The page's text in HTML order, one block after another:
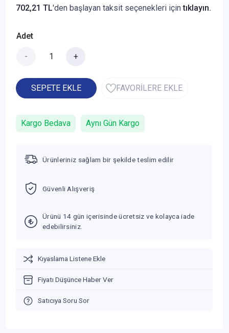
702,21 TL'den başlayan taksit seçenekleri içintıklayın.
Adet
- +
SEPETE EKLE FAVORİLERE EKLE
Kargo Bedava Aynı Gün Kargo
Ürünleriniz sağlam bir şekilde teslim edilir
Güvenli Alışveriş
Ürünü 14 gün içerisinde ücretsiz ve kolayca iade
edebilirsiniz.
Kıyaslama Listene Ekle
Fiyatı Düşünce Haber Ver
Satıcıya Soru Sor